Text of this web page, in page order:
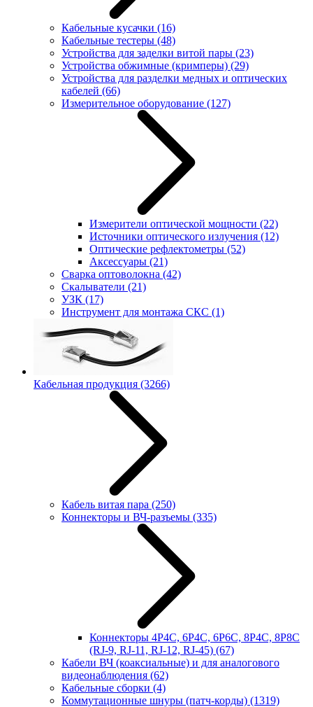
Кабельные кусачки (16)
Кабельные тестеры (48)
Устройства для заделки витой пары (23)
Устройства обжимные (кримперы) (29)
Устройства для разделки медных и оптических
кабелей (66)
Измерительное оборудование (127)
Измерители оптической мощности (22)
Источники оптического излучения (12)
Оптические рефлектометры (52)
Аксессуары (21)
Сварка оптоволокна (42)
Скалыватели (21)
УЗК (17)
Инструмент для монтажа СКС (1)
Кабельная продукция (3266)
Кабель витая пара (250)
Коннекторы и ВЧ-разъемы (335)
Коннекторы 4P4C, 6P4C, 6P6C, 8P4C, 8P8C
(RJ-9, RJ-11, RJ-12, RJ-45) (67)
Кабели ВЧ (коаксиальные) и для аналогового
видеонаблюдения (62)
Кабельные сборки (4)
Коммутационные шнуры (патч-корды) (1319)